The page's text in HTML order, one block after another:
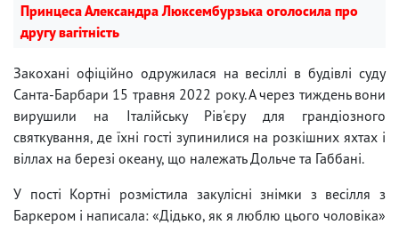
Принцеса Александра Люксембурзька оголосила про
другу вагітність
Закохані офіційно одружилася на весіллі в будівлі суду
Санта-Барбари 15 травня 2022 року. А через тиждень вони
вирушили на Італійську Рів'єру для грандіозного
святкування, де їхні гості зупинилися на розкішних яхтах і
віллах на березі океану, що належать Дольче та Габбані.
У пості Кортні розмістила закулісні знімки з весілля з
Баркером і написала: «Дідько, як я люблю цього чоловіка»